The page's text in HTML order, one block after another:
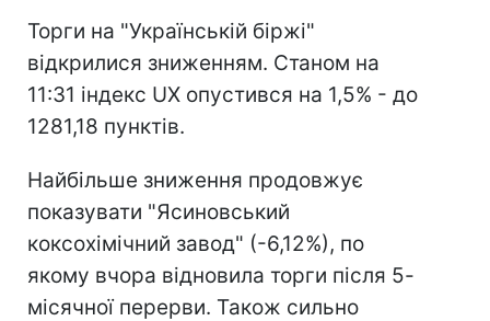
Торги на "Українській біржі"
відкрилися зниженням. Станом на
11:31 індекс UX опустився на 1,5% - до
1281,18 пунктів.
Найбільше зниження продовжує
показувати "Ясиновський
коксохімічний завод" (-6,12%), по
якому вчора відновила торги після 5-
місячної перерви. Також сильно